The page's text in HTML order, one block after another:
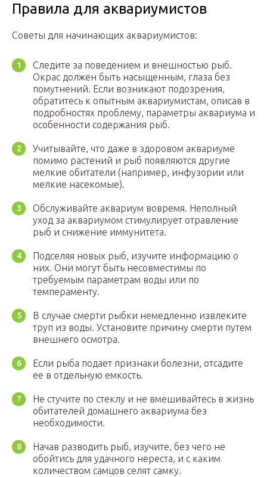
Правила для аквариумистов
Советы для начинающих аквариумистов:
Следите за поведением и внешностью рыб.
Окрас должен быть насыщенным, глаза без
помутнений. Если возникают подозрения,
обратитесь к опытным аквариумистам, описав в
подробностях проблему, параметры аквариума и
особенности содержания рыб.
Учитывайте, что даже в здоровом аквариуме
помимо растений и рыб появляются другие
мелкие обитатели (например, инфузории или
мелкие насекомые).
Обслуживайте аквариум вовремя. Неполный
уход за аквариумом стимулирует отравление
рыб и снижение иммунитета.
Подселяя новых рыб, изучите информацию о
них. Они могут быть несовместимы по
требуемым параметрам воды или по
темпераменту.
В случае смерти рыбки немедленно извлеките
труп из воды. Установите причину смерти путем
внешнего осмотра.
Если рыба подает признаки болезни, отсадите
ее в отдельную емкость.
Не стучите по стеклу и не вмешивайтесь в жизнь
обитателей домашнего аквариума без
необходимости.
Начав разводить рыб, изучите, без чего не
обойтись для удачного нереста, и с каким
количеством самцов селят самку.